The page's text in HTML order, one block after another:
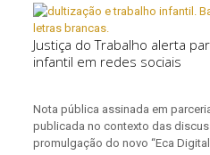
Justiça do Trabalho alerta
infantil em redes sociais
Nota pública assinada em
publicada no contexto das
promulgação do novo “Eca